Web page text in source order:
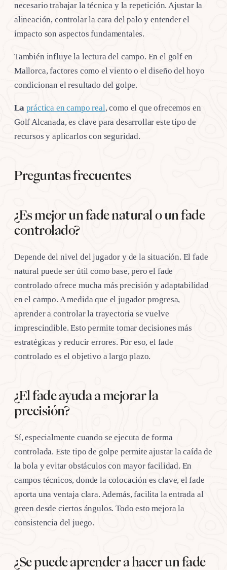
necesario trabajar la técnica y la repetición. Ajustar la
alineación, controlar la cara del palo y entender el
impacto son aspectos fundamentales.
También influye la lectura del campo. En el golf en
Mallorca, factores como el viento o el diseño del hoyo
condicionan el resultado del golpe.
La práctica en campo real, como el que ofrecemos en
Golf Alcanada, es clave para desarrollar este tipo de
recursos y aplicarlos con seguridad.
Preguntas frecuentes
¿Es mejor un fade natural o un fade
controlado?
Depende del nivel del jugador y de la situación. El fade
natural puede ser útil como base, pero el fade
controlado ofrece mucha más precisión y adaptabilidad
en el campo. A medida que el jugador progresa,
aprender a controlar la trayectoria se vuelve
imprescindible. Esto permite tomar decisiones más
estratégicas y reducir errores. Por eso, el fade
controlado es el objetivo a largo plazo.
¿El fade ayuda a mejorar la
precisión?
Sí, especialmente cuando se ejecuta de forma
controlada. Este tipo de golpe permite ajustar la caída de
la bola y evitar obstáculos con mayor facilidad. En
campos técnicos, donde la colocación es clave, el fade
aporta una ventaja clara. Además, facilita la entrada al
green desde ciertos ángulos. Todo esto mejora la
consistencia del juego.
¿Se puede aprender a hacer un fade